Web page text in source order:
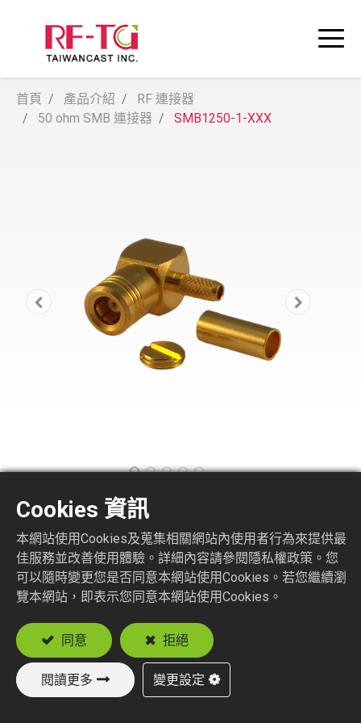
首頁 產品介紹
RF 連接器
50 ohm SMB 連接器
SMB1250-1-XXX
SMB1250-1-XXX
SMB R/A PLUG CRIMP TYPE (PLUG BODY JACK
PIN)
Suitable Cable
RG174, RG188, RG316
加入詢價車
Cookies 資訊
本網站使用Cookies及蒐集相關網站內使用者行為來提供最
佳服務並改善使用體驗。詳細內容請參閱隱私權政策。您
可以隨時變更您是否同意本網站使用Cookies。若您繼續瀏
覽本網站，即表示您同意本網站使用Cookies。
同意 拒絕
閱讀更多 變更設定